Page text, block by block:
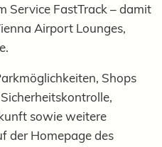
Service FastTrack – damit
Airport Lounges,
Shops
sowie weitere
der Homepage des